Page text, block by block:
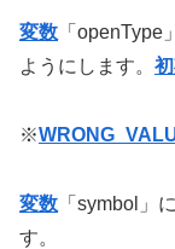
変数 「
ようにします。
※
変数 「symbol」
す。